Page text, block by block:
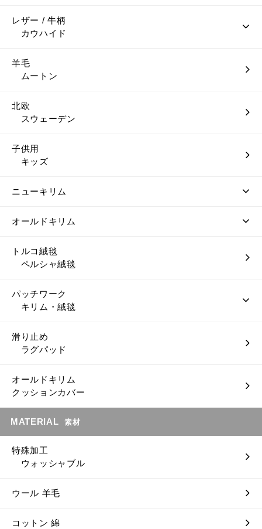
レザー / 牛柄
カウハイド
羊毛
ムートン
北欧
スウェーデン
子供用
キッズ
ニューキリム
オールドキリム
トルコ絨毯
ペルシャ絨毯
パッチワーク
キリム・絨毯
滑り止め
ラグパッド
オールドキリム
クッションカバー
MATERIAL 素材
特殊加工
ウォッシャブル
ウール 羊毛
コットン 綿